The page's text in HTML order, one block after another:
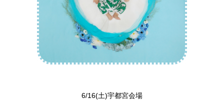
6/16(土)宇都宮会場